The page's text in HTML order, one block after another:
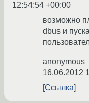
12:54:54 +00:00
возможно
dbus и
anonymous
16.06.2012
Ссылка